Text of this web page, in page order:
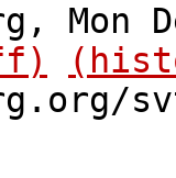
Mon